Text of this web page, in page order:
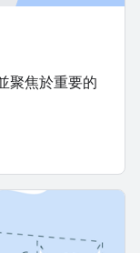
聚焦於重要的